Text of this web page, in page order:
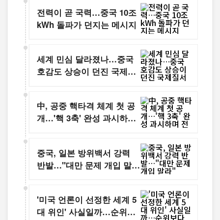
전력이 곧 국력…중국 10조
kWh 돌파가 던지는 메시지
세계 민심 달라졌나…중국
호감도 상승이 던진 국제질
中, 공중 핵타격 체계 첫 공
개…'핵 3축' 완성 과시하며
중국, 일본 방위백서 강력
반발…"대만 문제 개입 말
'미국 언론이 선정한 세계 5
대 위인' 사실일까…순위보